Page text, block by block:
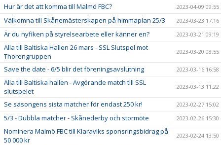
Hur är det att komma till Malmö FBC? 2023-04-09 09:55
Välkomna till Skånemästerskapen på himmaplan 25/3 2023-03-23 17:16
Är du nyfiken på styrelsearbete eller känner en? 2023-03-21 09:19
Alla till Baltiska Hallen 26 mars - SSL Slutspel mot
Thorengruppen
2023-03-20 08:55
Save the date - 6/5 blir det föreningsavslutning 2023-03-16 16:58
Alla till Baltiska hallen - Avgörande match till SSL
slutspelet
2023-03-13 11:22
Se säsongens sista matcher för endast 250 kr! 2023-02-27 15:02
5/3 - Dubbla matcher - Skånederby och stormöte 2023-02-26 15:30
Nominera Malmö FBC till Klaraviks sponsringsbidrag på
50 000 kr
2023-02-24 13:50